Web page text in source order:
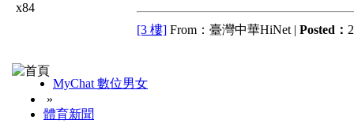
x84
[3 樓] From：臺灣中華HiNet | Posted：
MyChat 數位男女
»
體育新聞